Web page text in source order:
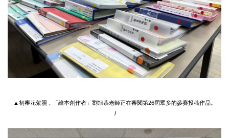
▲初審花絮照， 「 繪本創作者」 劉旭恭老師正在審閱第26屆眾多的參賽投稿作品。
/